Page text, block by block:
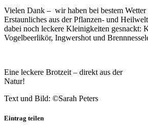
Vielen Dank – wir haben bei bestem Wetter
Erstaunliches aus der Pflanzen- und
dabei noch leckere Kleinigkeiten gesnackt:
Vogelbeerlikör, Ingwershot und
Eine leckere Brotzeit – direkt aus der
Natur!
Text und Bild: ©Sarah Peters
Eintrag teilen